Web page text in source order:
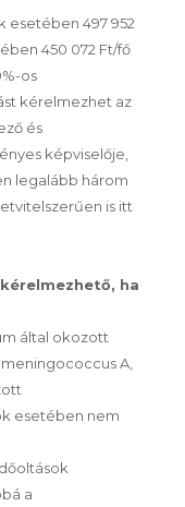
esetében 497 952
450 072 Ft/fő
os
kérelmezhet az
és
képviselője,
legalább három
is itt
ha
által okozott
A,
esetében nem
a